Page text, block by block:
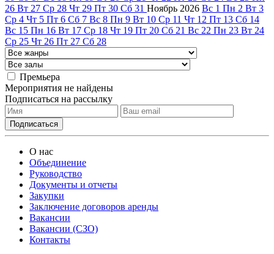
26 Вт 27 Ср 28 Чт 29 Пт 30 Сб 31 Ноябрь 2026 Вс 1 Пн 2 Вт 3
Ср 4 Чт 5 Пт 6 Сб 7 Вс 8 Пн 9 Вт 10 Ср 11 Чт 12 Пт 13 Сб 14
Вс 15 Пн 16 Вт 17 Ср 18 Чт 19 Пт 20 Сб 21 Вс 22 Пн 23 Вт 24
Ср 25 Чт 26 Пт 27 Сб 28
Премьера
Мероприятия не найдены
Подписаться на рассылку
О нас
Объединение
Руководство
Документы и отчеты
Закупки
Заключение договоров аренды
Вакансии
Вакансии (СЗО)
Контакты